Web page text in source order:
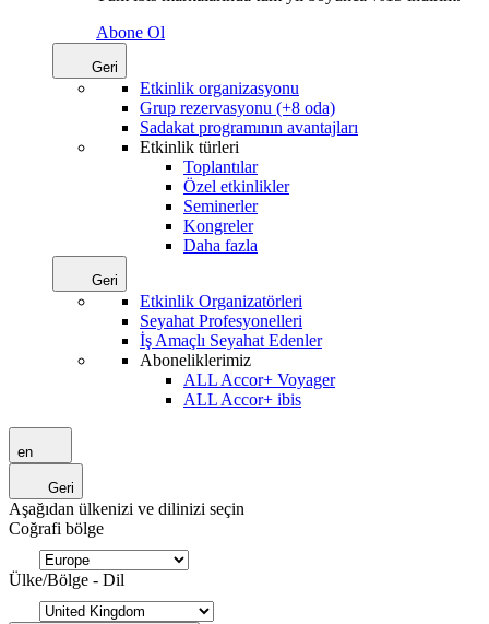
Abone Ol
Geri
Etkinlik organizasyonu
Grup rezervasyonu (+8 oda)
Sadakat programının avantajları
Etkinlik türleri
Toplantılar
Özel etkinlikler
Seminerler
Kongreler
Daha fazla
Geri
Etkinlik Organizatörleri
Seyahat Profesyonelleri
İş Amaçlı Seyahat Edenler
Aboneliklerimiz
ALL Accor+ Voyager
ALL Accor+ ibis
en
Geri
Aşağıdan ülkenizi ve dilinizi seçin
Coğrafi bölge
Ülke/Bölge - Dil